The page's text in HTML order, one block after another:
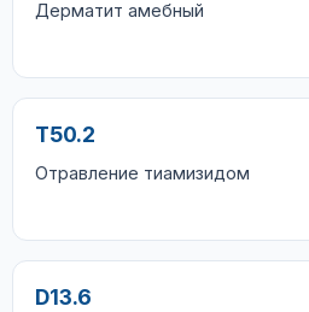
Дерматит амебный
T50.2
Отравление тиамизидом
D13.6